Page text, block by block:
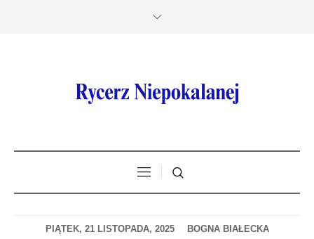
PIĄTEK, 21 LISTOPADA, 2025